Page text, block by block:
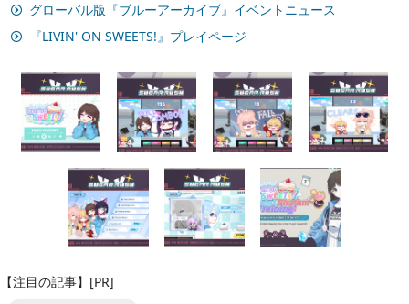
グローバル版『ブルーアーカイブ』イベントニュース
『LIVIN' ON SWEETS!』プレイページ
【注目の記事】[PR]